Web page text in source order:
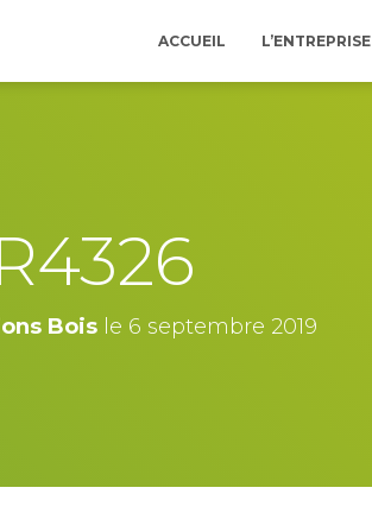
ACCUEIL L’ENTREPRISE
Boisle 6 septembre 2019